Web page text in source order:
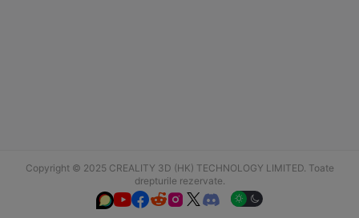
Copyright © 2025 CREALITY 3D (HK) TECHNOLOGY LIMITED. Toate
drepturile rezervate.
  